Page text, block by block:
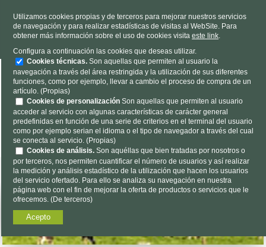
HORARIOL-V 9h a 19h S 9h a 13h
Dónde estamos |Contacto| Nosotros
Encuéntalo aquí...
Utilizamos cookies propias y de terceros para mejorar nuestros servicios
de navegación y para realizar estadísticas de visitas al WebSite. Para
obtener más información sobre el uso de cookies visita este link.
Configura a continuación las cookies que deseas utilizar.
Cookies técnicas. Son aquellas que permiten al usuario la
navegación a través del área restringida y la utilización de sus diferentes
funciones, como por ejemplo, llevar a cambio el proceso de compra de un
artículo. (Propias)
Cookies de personalización Son aquellas que permiten al usuario
acceder al servicio con algunas características de carácter general
predefinidas en función de una serie de criterios en el terminal del usuario
como por ejemplo serian el idioma o el tipo de navegador a través del cual
se conecta al servicio. (Propias)
Cookies de análisis. Son aquéllas que bien tratadas por nosotros o
por terceros, nos permiten cuantificar el número de usuarios y así realizar
la medición y análisis estadístico de la utilización que hacen los usuarios
del servicio ofertado. Para ello se analiza su navegación en nuestra
página web con el fin de mejorar la oferta de productos o servicios que le
ofrecemos. (De terceros)
Acepto